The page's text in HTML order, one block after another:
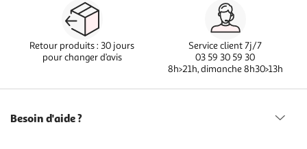
Retour produits : 30 jours
pour changer d’avis
Service client 7j/7
03 59 30 59 30
8h>21h, dimanche 8h30>13h
Besoin d'aide ?